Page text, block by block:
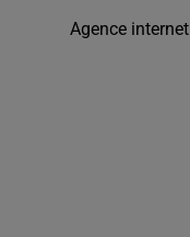
Agence internet